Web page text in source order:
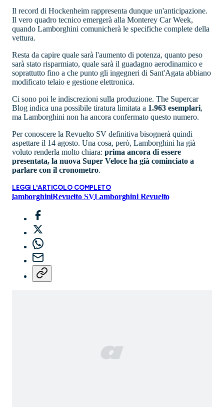
Il record di Hockenheim rappresenta dunque un'anticipazione.
Il vero quadro tecnico emergerà alla Monterey Car Week,
quando Lamborghini comunicherà le specifiche complete della
vettura.
Resta da capire quale sarà l'aumento di potenza, quanto peso
sarà stato risparmiato, quale sarà il guadagno aerodinamico e
soprattutto fino a che punto gli ingegneri di Sant'Agata abbiano
modificato telaio e gestione elettronica.
Ci sono poi le indiscrezioni sulla produzione. The Supercar
Blog indica una possibile tiratura limitata a 1.963 esemplari,
ma Lamborghini non ha ancora confermato questo numero.
Per conoscere la Revuelto SV definitiva bisognerà quindi
aspettare il 14 agosto. Una cosa, però, Lamborghini ha già
voluto renderla molto chiara: prima ancora di essere
presentata, la nuova Super Veloce ha già cominciato a
parlare con il cronometro.
LEGGI L'ARTICOLO COMPLETO
lamborghiniRevuelto SVLamborghini Revuelto